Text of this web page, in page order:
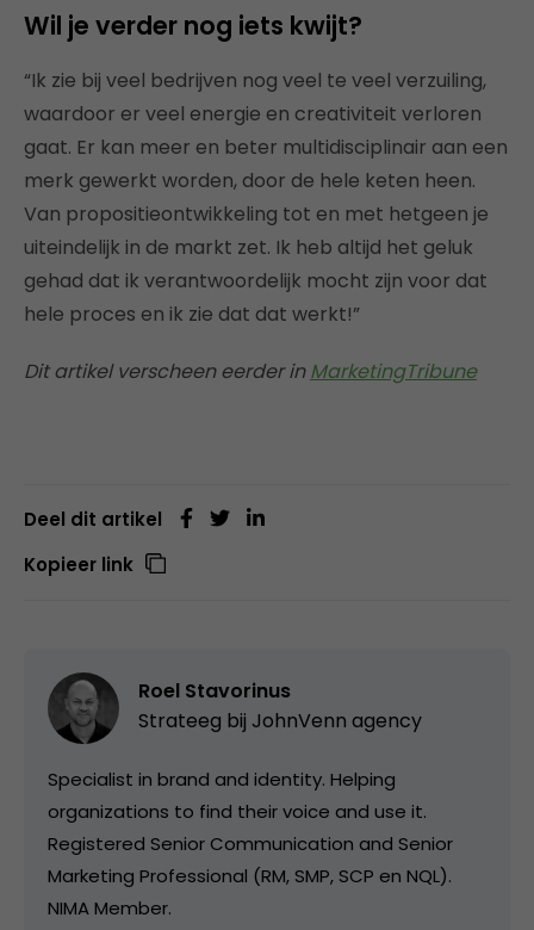
Wil je verder nog iets kwijt?
“Ik zie bij veel bedrijven nog veel te veel verzuiling,
waardoor er veel energie en creativiteit verloren
gaat. Er kan meer en beter multidisciplinair aan een
merk gewerkt worden, door de hele keten heen.
Van propositieontwikkeling tot en met hetgeen je
uiteindelijk in de markt zet. Ik heb altijd het geluk
gehad dat ik verantwoordelijk mocht zijn voor dat
hele proces en ik zie dat dat werkt!”
Dit artikel verscheen eerder inMarketingTribune
Deel dit artikel
Kopieer link
Roel Stavorinus
Strateeg bij JohnVenn agency
Specialist in brand and identity. Helping
organizations to find their voice and use it.
Registered Senior Communication and Senior
Marketing Professional (RM, SMP, SCP en NQL).
NIMA Member.